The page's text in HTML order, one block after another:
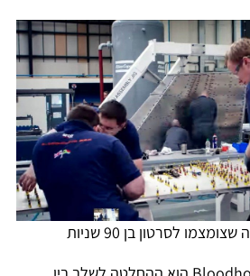
לסרטון בן 90 שניות